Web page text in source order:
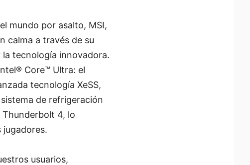
mundo por asalto, MSI,
calma a través de su
tecnología innovadora.
Core™ Ultra: el
tecnología XeSS,
de refrigeración
4, lo
usuarios,